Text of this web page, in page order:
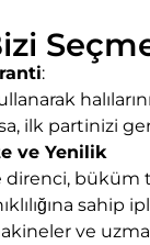
:
ilk partinizi
ve Yenilik
direnci, büküm
sahip
ve